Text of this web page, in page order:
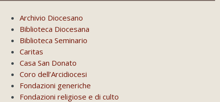
Archivio Diocesano
Biblioteca Diocesana
Biblioteca Seminario
Caritas
Casa San Donato
Coro dell’Arcidiocesi
Fondazioni generiche
Fondazioni religiose e di culto